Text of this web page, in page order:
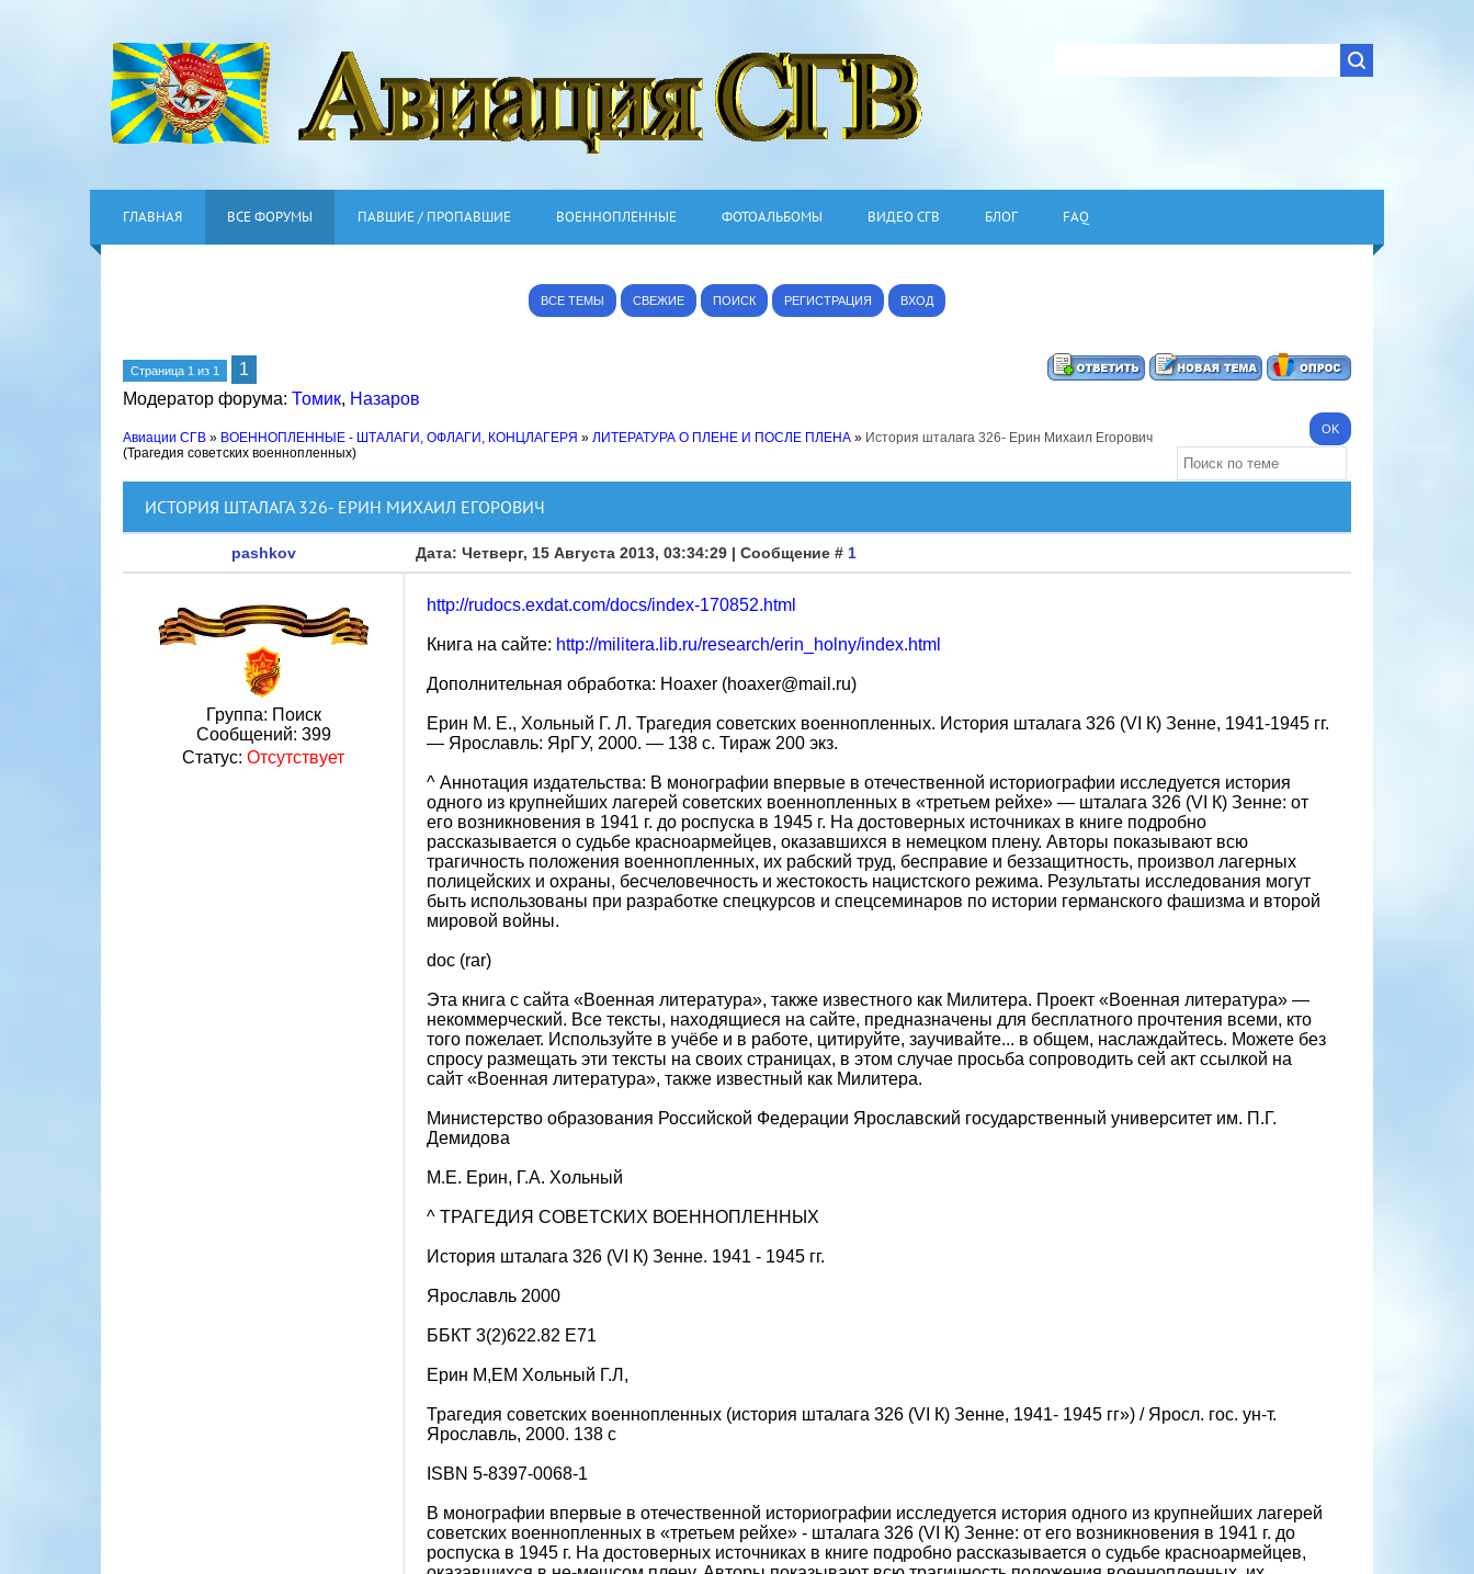
ГЛАВНАЯ ВСЕ ФОРУМЫ ПАВШИЕ / ПРОПАВШИЕ ВОЕННОПЛЕННЫЕ ФОТОАЛЬБОМЫ ВИДЕО СГВ БЛОГ FAQ
ВСЕ ТЕМЫ СВЕЖИЕ ПОИСК РЕГИСТРАЦИЯ ВХОД
Страница 1 из 1
1
Модератор форума: Томик, Назаров
Авиации СГВ » ВОЕННОПЛЕННЫЕ - ШТАЛАГИ, ОФЛАГИ, КОНЦЛАГЕРЯ » ЛИТЕРАТУРА О ПЛЕНЕ И ПОСЛЕ ПЛЕНА » История шталага 326- Ерин Михаил Егорович
(Трагедия советских военнопленных)
ИСТОРИЯ ШТАЛАГА 326- ЕРИН МИХАИЛ ЕГОРОВИЧ
pashkov Дата: Четверг, 15 Августа 2013, 03:34:29 | Сообщение # 1
Группа: Поиск
Сообщений: 399
Статус: Отсутствует
http://rudocs.exdat.com/docs/index-170852.html
Книга на сайте: http://militera.lib.ru/research/erin_holny/index.html
Дополнительная обработка: Hoaxer (hoaxer@mail.ru)
Ерин М. Е., Хольный Г. Л. Трагедия советских военнопленных. История шталага 326 (VI К) Зенне, 1941-1945 гг.
— Ярославль: ЯрГУ, 2000. — 138 с. Тираж 200 экз.
^ Аннотация издательства: В монографии впервые в отечественной историографии исследуется история
одного из крупнейших лагерей советских военнопленных в «третьем рейхе» — шталага 326 (VI К) Зенне: от
его возникновения в 1941 г. до роспуска в 1945 г. На достоверных источниках в книге подробно
рассказывается о судьбе красноармейцев, оказавшихся в немецком плену. Авторы показывают всю
трагичность положения военнопленных, их рабский труд, бесправие и беззащитность, произвол лагерных
полицейских и охраны, бесчеловечность и жестокость нацистского режима. Результаты исследования могут
быть использованы при разработке спецкурсов и спецсеминаров по истории германского фашизма и второй
мировой войны.
doc (rar)
Эта книга с сайта «Военная литература», также известного как Милитера. Проект «Военная литература» —
некоммерческий. Все тексты, находящиеся на сайте, предназначены для бесплатного прочтения всеми, кто
того пожелает. Используйте в учёбе и в работе, цитируйте, заучивайте... в общем, наслаждайтесь. Можете без
спросу размещать эти тексты на своих страницах, в этом случае просьба сопроводить сей акт ссылкой на
сайт «Военная литература», также известный как Милитера.
Министерство образования Российской Федерации Ярославский государственный университет им. П.Г.
Демидова
М.Е. Ерин, Г.А. Хольный
^ ТРАГЕДИЯ СОВЕТСКИХ ВОЕННОПЛЕННЫХ
История шталага 326 (VI К) Зенне. 1941 - 1945 гг.
Ярославль 2000
ББКТ 3(2)622.82 Е71
Ерин М,ЕМ Хольный Г.Л,
Трагедия советских военнопленных (история шталага 326 (VI К) Зенне, 1941- 1945 гг») / Яросл. гос. ун-т.
Ярославль, 2000. 138 с
ISBN 5-8397-0068-1
В монографии впервые в отечественной историографии исследуется история одного из крупнейших лагерей
советских военнопленных в «третьем рейхе» - шталага 326 (VI К) Зенне: от его возникновения в 1941 г. до
роспуска в 1945 г. На достоверных источниках в книге подробно рассказывается о судьбе красноармейцев,